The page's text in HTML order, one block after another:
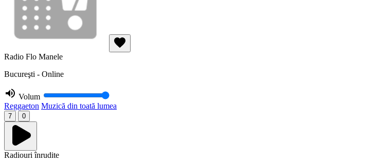
Radio Flo Manele
Bucureşti - Online
Volum
Reggaeton Muzică din toată lumea
7 0
Radiouri înrudite